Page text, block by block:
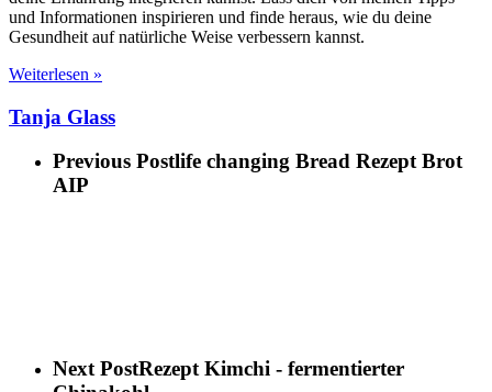
und Informationen inspirieren und finde heraus, wie du deine
Gesundheit auf natürliche Weise verbessern kannst.
Weiterlesen »
Tanja Glass
Previous Postlife changing Bread Rezept Brot
AIP
Next PostRezept Kimchi - fermentierter